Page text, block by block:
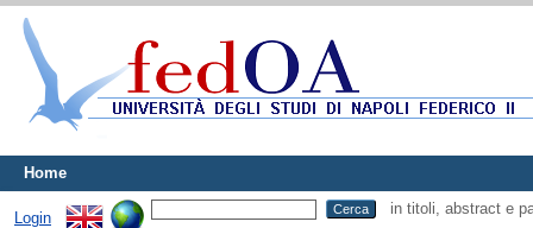
Home
Login
in titoli, abstract e